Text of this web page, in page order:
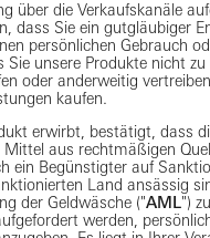
über die Verkaufskanäle
dass Sie ein gutgläubiger
persönlichen Gebrauch
unsere Produkte nicht zu
oder anderweitig
kaufen.
erwirbt, bestätigt, dass
Mittel aus rechtmäßigen
ein Begünstigter auf
Land ansässig
der Geldwäsche ("AML")
werden,